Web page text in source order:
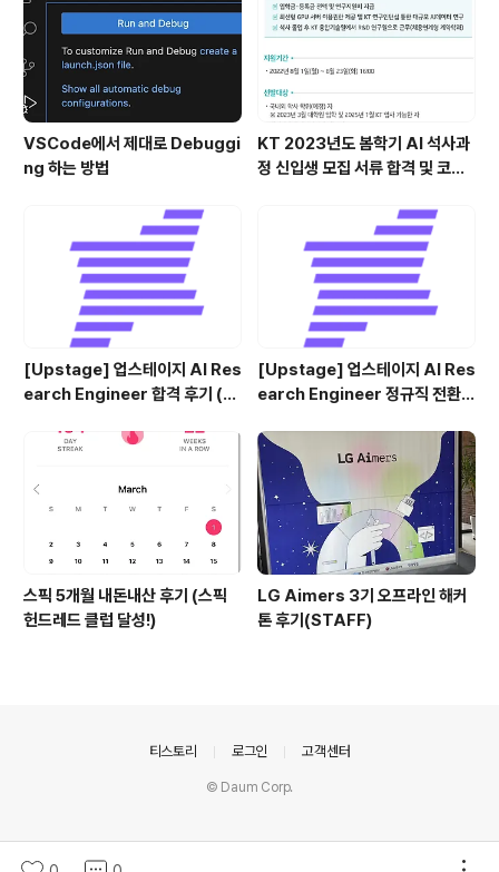
VSCode에서 제대로 Debuggi
ng 하는 방법
KT 2023년도 봄학기 AI 석사과
정 신입생 모집 서류 합격 및 코딩
[Upstage] 업스테이지 AI Res
earch Engineer 합격 후기 (정
[Upstage] 업스테이지 AI Res
earch Engineer 정규직 전환
스픽 5개월 내돈내산 후기 (스픽
헌드레드 클럽 달성!)
LG Aimers 3기 오프라인 해커
톤 후기(STAFF)
티스토리 로그인 고객센터
© Daum Corp.